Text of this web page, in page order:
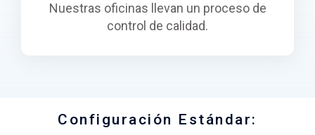
Nuestras oficinas llevan un proceso de
control de calidad.
Configuración Estándar: